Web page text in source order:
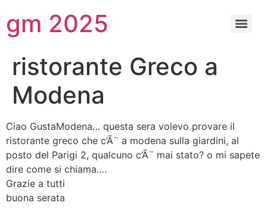
gm 2025
ristorante Greco a
Modena
Ciao GustaModena… questa sera volevo provare il
ristorante greco che c’Ã¨ a modena sulla giardini, al
posto del Parigi 2, qualcuno c’Ã¨ mai stato? o mi sapete
dire come si chiama….
Grazie a tutti
buona serata